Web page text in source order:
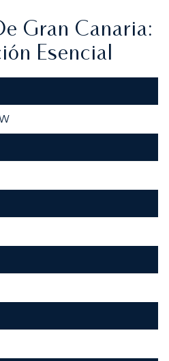
Gran Canaria:
Esencial